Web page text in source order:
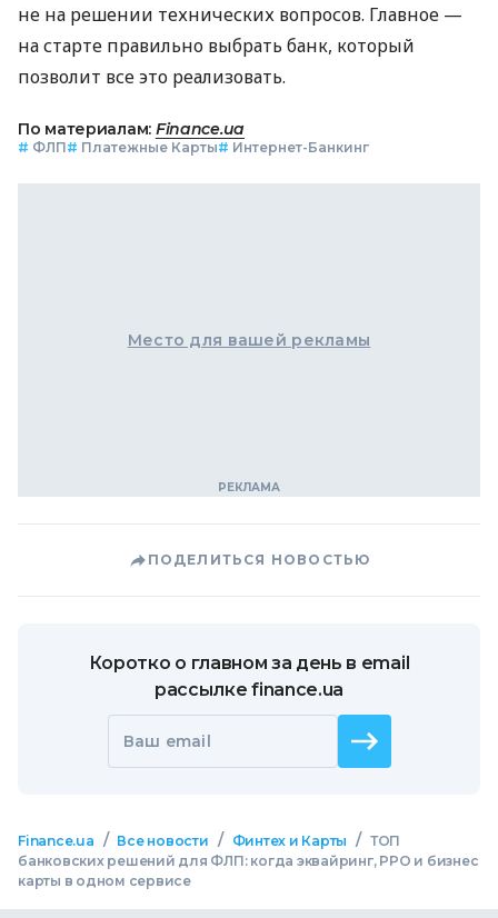
не на решении технических вопросов. Главное —
на старте правильно выбрать банк, который
позволит все это реализовать.
По материалам: Finance.ua
# ФЛП# Платежные Карты# Интернет-Банкинг
Место для вашей рекламы
ПОДЕЛИТЬСЯ НОВОСТЬЮ
Коротко о главном за день в email
рассылке finance.ua
Ваш email
Finance.ua / Все новости / Финтех и Карты / ТОП
банковских решений для ФЛП: когда эквайринг, РРО и бизнес
карты в одном сервисе